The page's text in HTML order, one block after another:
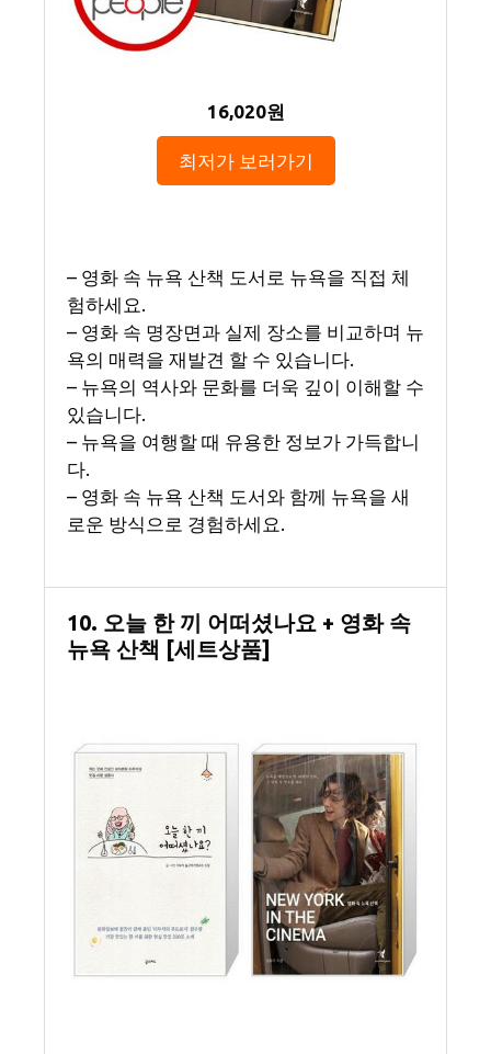
16,020원
최저가 보러가기
– 영화 속 뉴욕 산책 도서로 뉴욕을 직접 체
험하세요.
– 영화 속 명장면과 실제 장소를 비교하며 뉴
욕의 매력을 재발견 할 수 있습니다.
– 뉴욕의 역사와 문화를 더욱 깊이 이해할 수
있습니다.
– 뉴욕을 여행할 때 유용한 정보가 가득합니
다.
– 영화 속 뉴욕 산책 도서와 함께 뉴욕을 새
로운 방식으로 경험하세요.
10. 오늘 한 끼 어떠셨나요 + 영화 속
뉴욕 산책 [세트상품]